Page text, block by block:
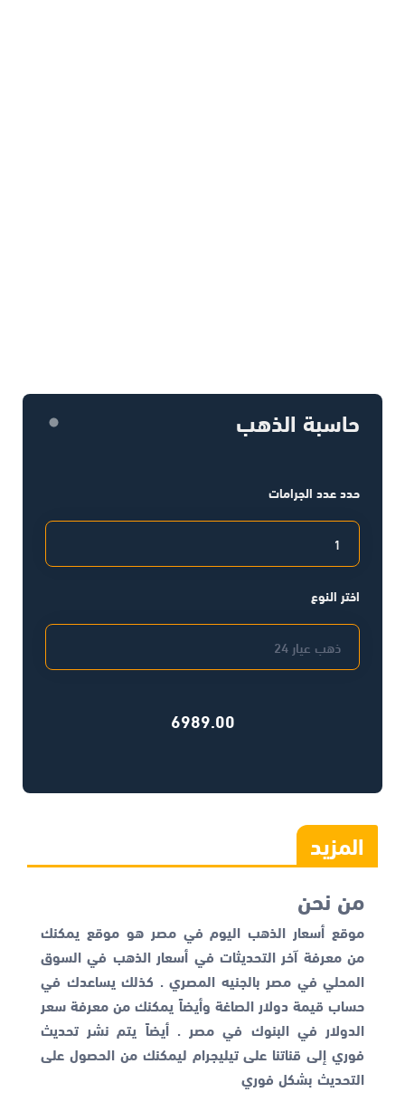
حاسبة الذهب
حدد عدد الجرامات
اختر النوع
6989.00
المزيد
من نحن
موقع أسعار الذهب اليوم في مصر هو موقع يمكنك
من معرفة آخر التحديثات في أسعار الذهب في السوق
المحلي في مصر بالجنيه المصري . كذلك يساعدك في
حساب قيمة دولار الصاغة وأيضاً يمكنك من معرفة سعر
الدولار في البنوك في مصر . أيضاً يتم نشر تحديث
فوري إلى قناتنا على تيليجرام ليمكنك من الحصول على
التحديث بشكل فوري